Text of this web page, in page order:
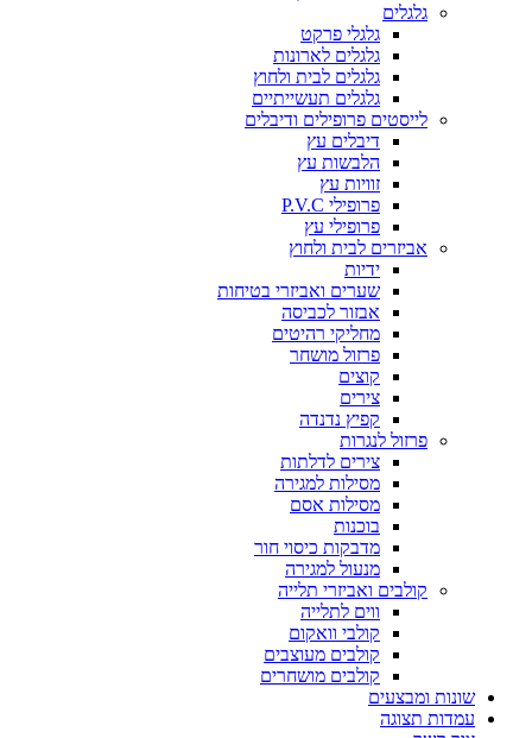
גלגלים
גלגלי פרקט
גלגלים לארונות
גלגלים לבית ולחוץ
גלגלים תעשייתיים
לייסטים פרופילים ודיבלים
דיבלים עץ
הלבשות עץ
זוויות עץ
פרופילי P.V.C
פרופילי עץ
אביזרים לבית ולחוץ
ידיות
שערים ואביזרי בטיחות
אבזור לכביסה
מחליקי רהיטים
פרזול מושחר
קוצים
צירים
קפיץ נדנדה
פרזול לנגרות
צירים לדלתות
מסילות למגירה
מסילות אסם
בוכנות
מדבקות כיסוי חור
מנעול למגירה
קולבים ואביזרי תלייה
ווים לתלייה
קולבי וואקום
קולבים מעוצבים
קולבים מושחרים
שונות ומבצעים
עמדות תצוגה